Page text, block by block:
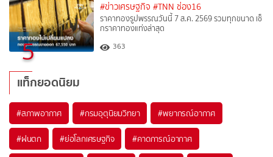
5
#ข่าวเศรษฐกิจ #TNN ช่อง16
ราคาทองรูปพรรณวันนี้ 7 ส.ค. 2569 รวมทุกขนาด เช็
กราคาทองแท่งล่าสุด
363
แท็กยอดนิยม
#สภาพอากาศ #กรมอุตุนิยมวิทยา #พยากรณ์อากาศ
#ฝนตก #ย่อโลกเศรษฐกิจ #คาดการณ์อากาศ